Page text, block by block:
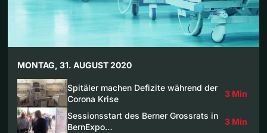
MONTAG, 31. AUGUST 2020
Spitäler machen Defizite während der
Corona Krise
3 Min
Sessionsstart des Berner Grossrats in
BernExpo…
3 Min